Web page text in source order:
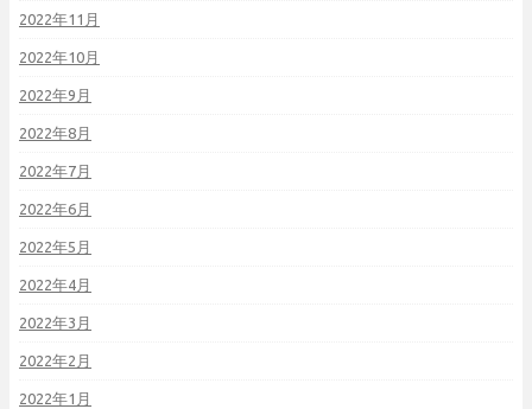
2022年11月
2022年10月
2022年9月
2022年8月
2022年7月
2022年6月
2022年5月
2022年4月
2022年3月
2022年2月
2022年1月